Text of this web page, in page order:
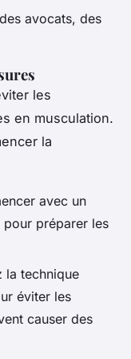
avocats, des
les
en musculation.
la
avec un
pour préparer les
la technique
éviter les
causer des